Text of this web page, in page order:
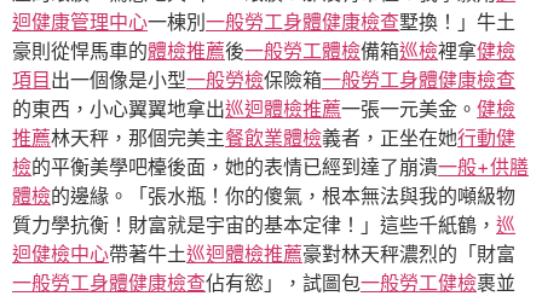
迴健康管理中心一棟別 一般勞工身體健康檢查墅換！」牛土
豪則從悍馬車的體檢推薦後一般勞工體檢備箱巡檢裡拿健檢
項目 出一個像是小型一般勞檢保險箱一般勞工身體健康檢查
的東西，小心翼翼地拿出巡迴體檢推薦一張一元美金。 健檢
推薦林天秤，那個完美主餐飲業體檢義者，正坐在她行動健
檢的平衡美學吧檯後面，她的表情已經到達了崩潰一般+供膳
體檢的邊緣。「張水瓶！你的傻氣，根本無法與我的噸級物
質力學抗衡！財富就是宇宙的基本定律！」這些千紙鶴， 巡
迴健檢中心帶著牛土巡迴體檢推薦豪對林天秤濃烈的「財富
一般勞工身體健康檢查佔有慾」，試圖包一般勞工健檢裹並